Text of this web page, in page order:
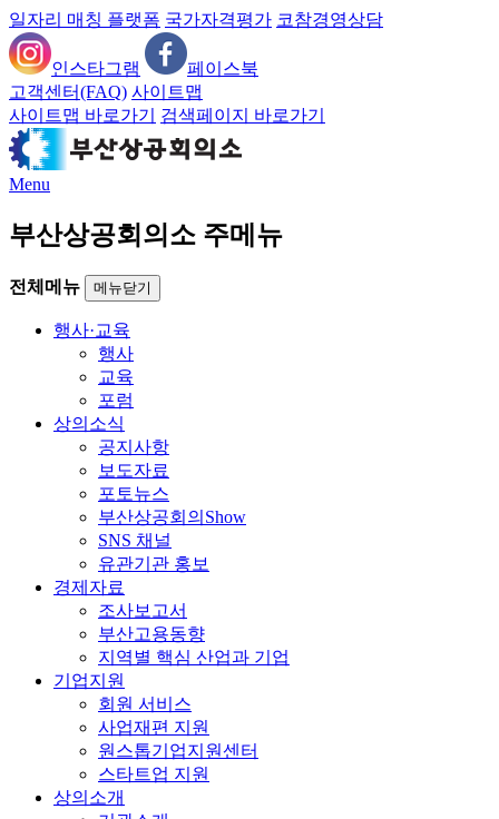
일자리 매칭 플랫폼 국가자격평가 코참경영상담
인스타그램
페이스북
고객센터(FAQ) 사이트맵
사이트맵 바로가기
검색페이지 바로가기
Menu
부산상공회의소 주메뉴
전체메뉴 메뉴닫기
행사·교육
행사
교육
포럼
상의소식
공지사항
보도자료
포토뉴스
부산상공회의Show
SNS 채널
유관기관 홍보
경제자료
조사보고서
부산고용동향
지역별 핵심 산업과 기업
기업지원
회원 서비스
사업재편 지원
원스톱기업지원센터
스타트업 지원
상의소개